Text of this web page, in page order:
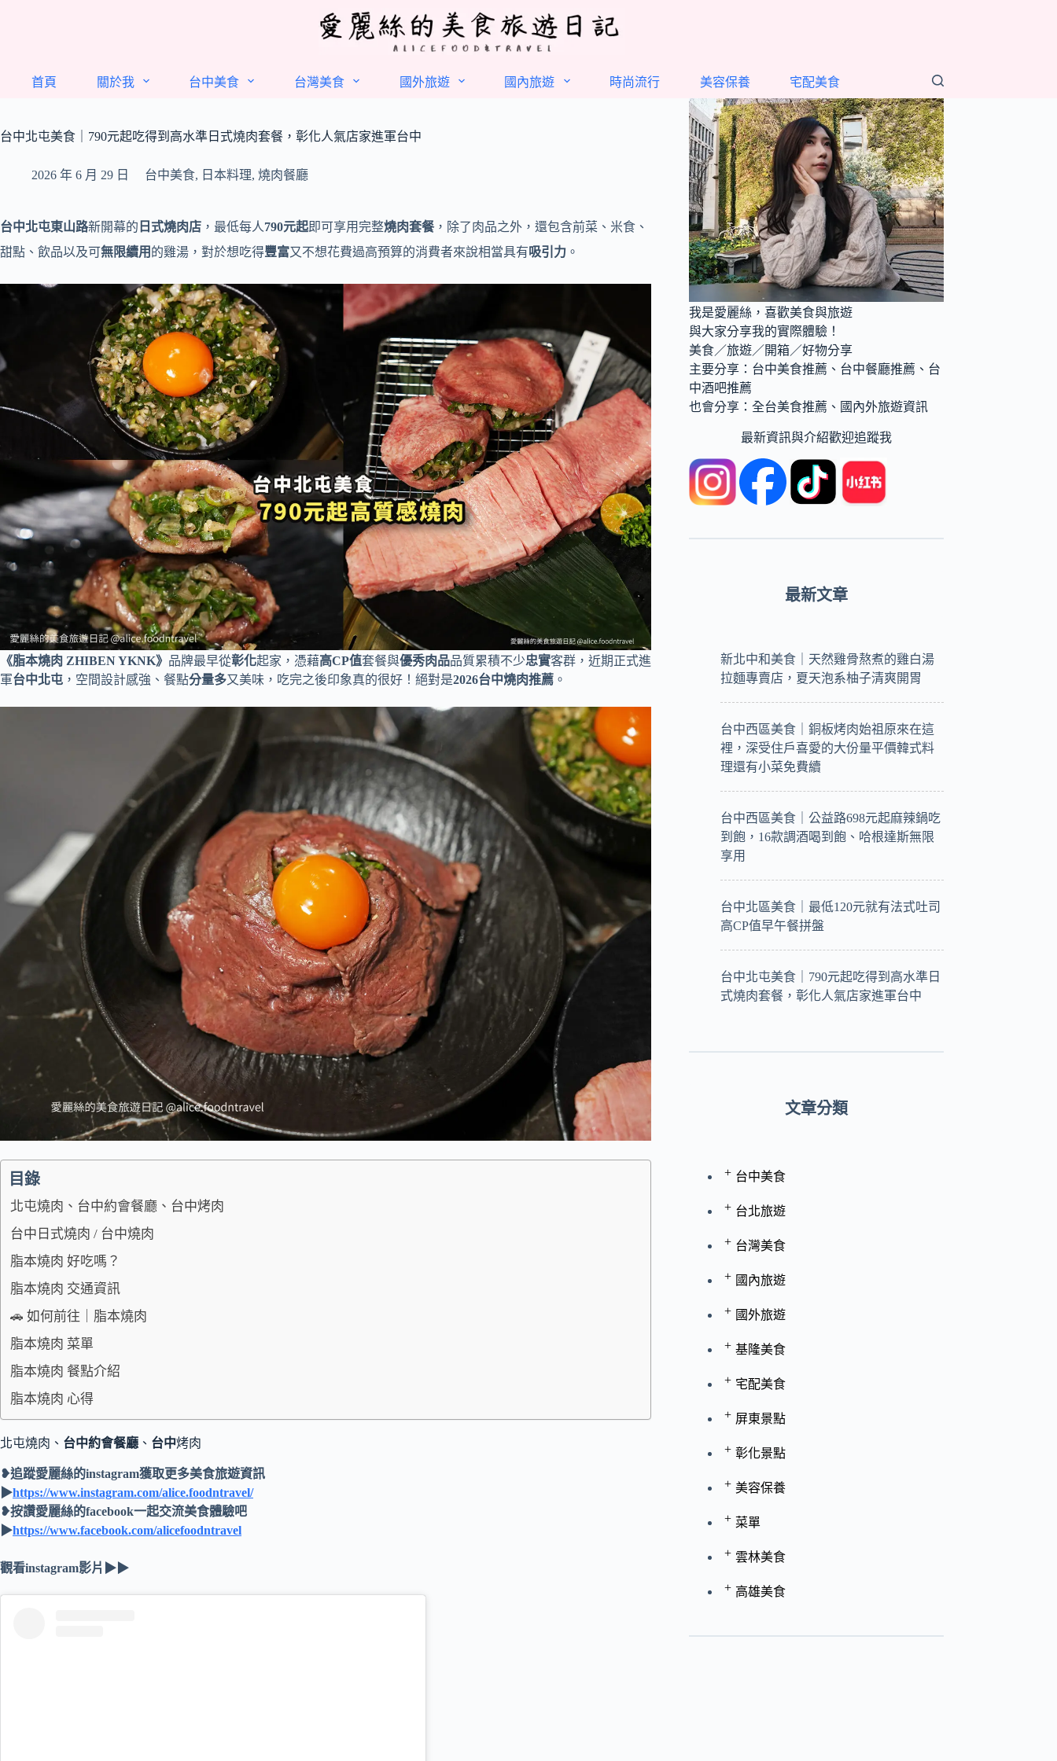
首頁 關於我 台中美食 台灣美食 國外旅遊 國內旅遊 時尚流行 美容保養 宅配美食
台中北屯美食｜790元起吃得到高水準日式燒肉套餐，彰化人氣店家進軍台中
2026 年 6 月 29 日 台中美食, 日本料理, 燒肉餐廳
台中北屯東山路新開幕的 日式燒肉店 ，最低每人790元起即可享用完整燒肉套餐，除了肉品之外，還包含前菜、米食、
甜點、飲品以及可無限續用 的雞湯，對於想吃得豐富又不想花費過高預算的消費者來說相當具有吸引力 。
《脂本燒肉 ZHIBEN YKNK》 品牌最早從彰化起家，憑藉高CP值套餐與優秀肉品品質累積不少忠實客群，近期正式進
軍台中北屯 ，空間設計感強、餐點分量多又美味，吃完之後印象真的很好！絕對是2026台中燒肉推薦 。
目錄
北屯燒肉、台中約會餐廳、台中烤肉
台中日式燒肉 / 台中燒肉
脂本燒肉 好吃嗎？
脂本燒肉 交通資訊
🚗 如何前往｜脂本燒肉
脂本燒肉 菜單
脂本燒肉 餐點介紹
脂本燒肉 心得
北屯燒肉、 台中約會餐廳 、 台中烤肉
❥追蹤愛麗絲的instagram獲取更多美食旅遊資訊
▶https://www.instagram.com/alice.foodntravel/
❥按讚愛麗絲的facebook一起交流美食體驗吧
▶https://www.facebook.com/alicefoodntravel
觀看instagram影片▶▶
我是愛麗絲，喜歡美食與旅遊
與大家分享我的實際體驗！
美食／旅遊／開箱／好物分享
主要分享：台中美食推薦、台中餐廳推薦、台
中酒吧推薦
也會分享：全台美食推薦、國內外旅遊資訊
最新資訊與介紹歡迎追蹤我
最新文章
新北中和美食｜天然雞骨熬煮的雞白湯
拉麵專賣店，夏天泡系柚子清爽開胃
台中西區美食｜銅板烤肉始祖原來在這
裡，深受住戶喜愛的大份量平價韓式料
理還有小菜免費續
台中西區美食｜公益路698元起麻辣鍋吃
到飽，16款調酒喝到飽、哈根達斯無限
享用
台中北區美食｜最低120元就有法式吐司
高CP值早午餐拼盤
台中北屯美食｜790元起吃得到高水準日
式燒肉套餐，彰化人氣店家進軍台中
文章分類
+ 台中美食
+ 台北旅遊
+ 台灣美食
+ 國內旅遊
+ 國外旅遊
+ 基隆美食
+ 宅配美食
+ 屏東景點
+ 彰化景點
+ 美容保養
+ 菜單
+ 雲林美食
+ 高雄美食